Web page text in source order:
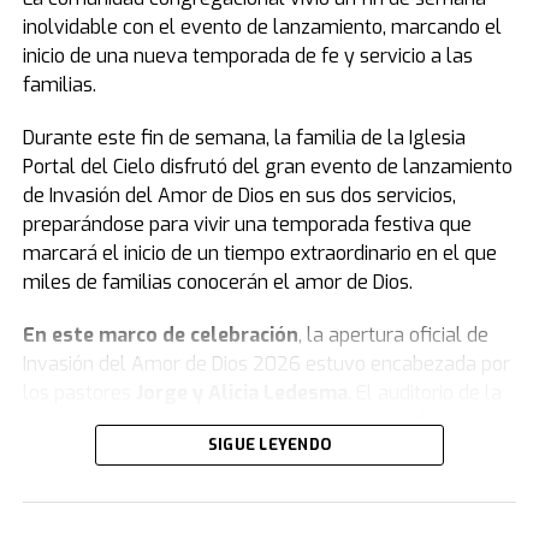
inolvidable con el evento de lanzamiento, marcando el
inicio de una nueva temporada de fe y servicio a las
familias.
Durante este fin de semana, la familia de la Iglesia
Portal del Cielo disfrutó del gran evento de lanzamiento
de Invasión del Amor de Dios en sus dos servicios,
preparándose para vivir una temporada festiva que
marcará el inicio de un tiempo extraordinario en el que
miles de familias conocerán el amor de Dios.
En este marco de celebración, la apertura oficial de
Invasión del Amor de Dios 2026 estuvo encabezada por
congregación se vistió de un colorido extraordinario con
remeras, globos, banderas, gorras y vinchas
que está por venir.
SIGUE LEYENDO